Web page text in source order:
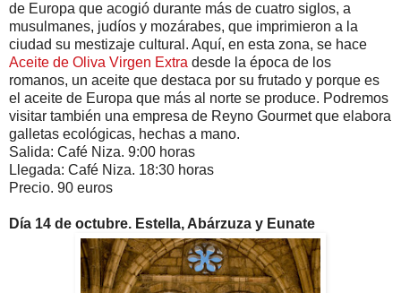
de Europa que acogió durante más de cuatro siglos, a
musulmanes, judíos y mozárabes, que imprimieron a la
ciudad su mestizaje cultural. Aquí, en esta zona, se hace
Aceite de Oliva Virgen Extra desde la época de los
romanos, un aceite que destaca por su frutado y porque es
el aceite de Europa que más al norte se produce. Podremos
visitar también una empresa de Reyno Gourmet que elabora
galletas ecológicas, hechas a mano.
Salida: Café Niza. 9:00 horas
Llegada: Café Niza. 18:30 horas
Precio. 90 euros
Día 14 de octubre. Estella, Abárzuza y Eunate